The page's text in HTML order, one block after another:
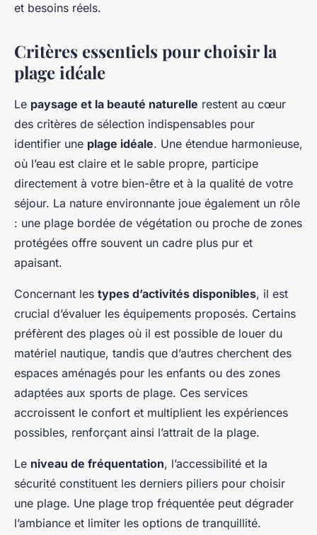
et besoins réels.
Critères essentiels pour choisir la
plage idéale
Le paysage et la beauté naturelle restent au cœur
des critères de sélection indispensables pour
identifier une plage idéale. Une étendue harmonieuse,
où l’eau est claire et le sable propre, participe
directement à votre bien-être et à la qualité de votre
séjour. La nature environnante joue également un rôle
: une plage bordée de végétation ou proche de zones
protégées offre souvent un cadre plus pur et
apaisant.
Concernant les types d’activités disponibles, il est
crucial d’évaluer les équipements proposés. Certains
préfèrent des plages où il est possible de louer du
matériel nautique, tandis que d’autres cherchent des
espaces aménagés pour les enfants ou des zones
adaptées aux sports de plage. Ces services
accroissent le confort et multiplient les expériences
possibles, renforçant ainsi l’attrait de la plage.
Le niveau de fréquentation, l’accessibilité et la
sécurité constituent les derniers piliers pour choisir
une plage. Une plage trop fréquentée peut dégrader
l’ambiance et limiter les options de tranquillité.